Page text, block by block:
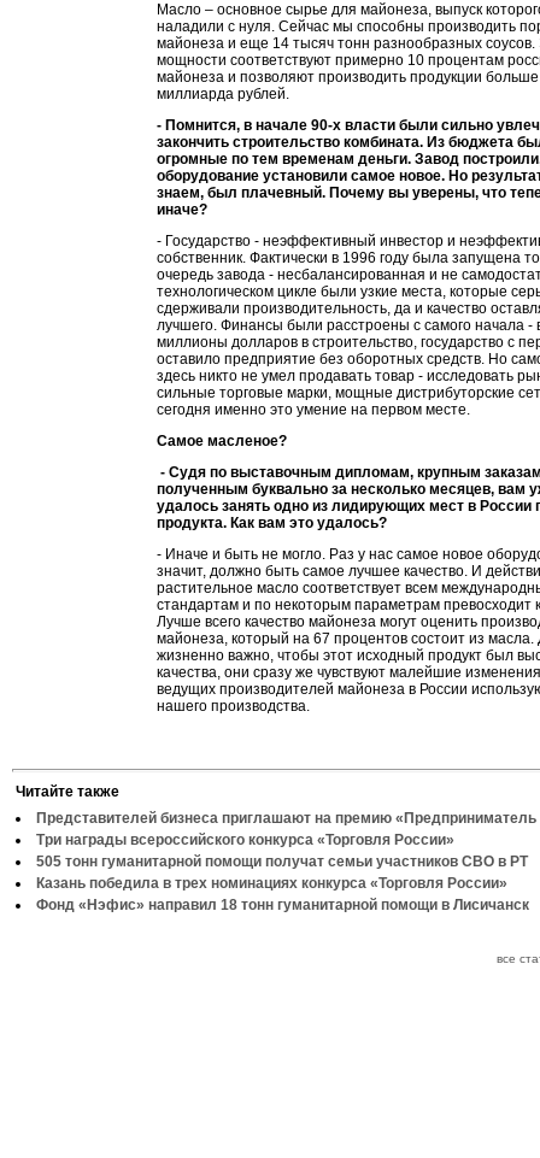
Масло – основное сырье для майонеза, выпуск
наладили с нуля. Сейчас мы способны производить
майонеза и еще 14 тысяч тонн разнообразных соусов.
мощности соответствуют примерно 10 процентам
майонеза и позволяют производить продукции
миллиарда рублей.
- Помнится, в начале 90-х власти были сильно
закончить строительство комбината. Из бюджета
огромные по тем временам деньги. Завод
оборудование установили самое новое. Но
знаем, был плачевный. Почему вы уверены, что
иначе?
- Государство - неэффективный инвестор и
собственник. Фактически в 1996 году была запущена
очередь завода - несбалансированная и не
технологическом цикле были узкие места, которые
сдерживали производительность, да и качество
лучшего. Финансы были расстроены с самого начала -
миллионы долларов в строительство, государство с
оставило предприятие без оборотных средств. Но
здесь никто не умел продавать товар - исследовать
сильные торговые марки, мощные дистрибуторские
сегодня именно это умение на первом месте.
Самое масленое?
- Судя по выставочным дипломам, крупным
полученным буквально за несколько месяцев, вам
удалось занять одно из лидирующих мест в России
продукта. Как вам это удалось?
- Иначе и быть не могло. Раз у нас самое новое
значит, должно быть самое лучшее качество. И
растительное масло соответствует всем
стандартам и по некоторым параметрам превосходит
Лучше всего качество майонеза могут оценить
майонеза, который на 67 процентов состоит из масла.
жизненно важно, чтобы этот исходный продукт был
качества, они сразу же чувствуют малейшие
ведущих производителей майонеза в России
нашего производства.
Читайте также
Представителей бизнеса приглашают на премию «Предприниматель
Три награды всероссийского конкурса «Торговля России»
505 тонн гуманитарной помощи получат семьи участников СВО в РТ
Казань победила в трех номинациях конкурса «Торговля России»
Фонд «Нэфис» направил 18 тонн гуманитарной помощи в Лисичанск
все